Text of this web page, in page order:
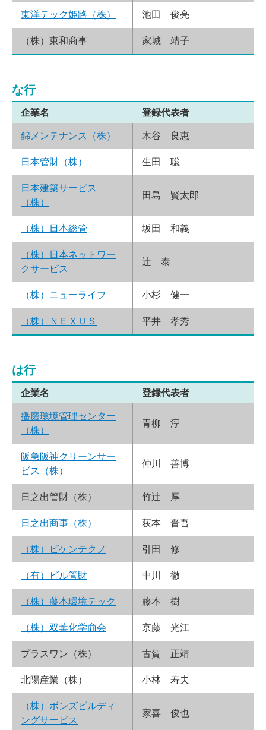
東洋テック姫路（株） 池田 俊亮
（株）東和商事 家城 靖子
な行
企業名 登録代表者
錦メンテナンス（株） 木谷 良恵
日本管財（株） 生田 聡
日本建築サービス
（株）
田島 賢太郎
（株）日本総管 坂田 和義
（株）日本ネットワー
クサービス
辻 泰
（株）ニューライフ 小杉 健一
（株）ＮＥＸＵＳ 平井 孝秀
は行
企業名 登録代表者
播磨環境管理センター
（株）
青柳 淳
阪急阪神クリーンサー
ビス（株）
仲川 善博
日之出管財（株） 竹辻 厚
日之出商事（株） 荻本 晋吾
（株）ビケンテクノ 引田 修
（有）ビル管財 中川 徹
（株）藤本環境テック 藤本 樹
（株）双葉化学商会 京藤 光江
プラスワン（株） 古賀 正靖
北陽産業（株） 小林 寿夫
（株）ボンズビルディ
ングサービス
家喜 俊也